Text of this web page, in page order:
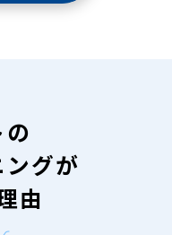
グが
由